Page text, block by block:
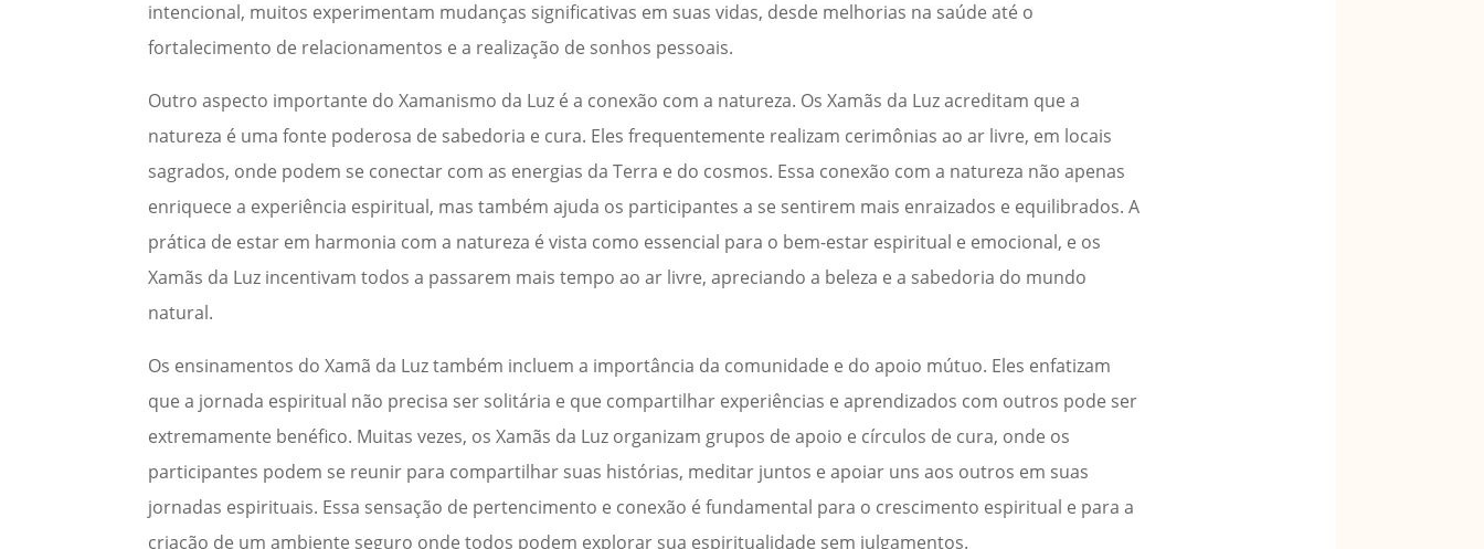
intencional, muitos experimentam mudanças significativas em suas vidas, desde melhorias na saúde até o
fortalecimento de relacionamentos e a realização de sonhos pessoais.
Outro aspecto importante do Xamanismo da Luz é a conexão com a natureza. Os Xamãs da Luz acreditam que a
natureza é uma fonte poderosa de sabedoria e cura. Eles frequentemente realizam cerimônias ao ar livre, em locais
sagrados, onde podem se conectar com as energias da Terra e do cosmos. Essa conexão com a natureza não apenas
enriquece a experiência espiritual, mas também ajuda os participantes a se sentirem mais enraizados e equilibrados. A
prática de estar em harmonia com a natureza é vista como essencial para o bem-estar espiritual e emocional, e os
Xamãs da Luz incentivam todos a passarem mais tempo ao ar livre, apreciando a beleza e a sabedoria do mundo
natural.
Os ensinamentos do Xamã da Luz também incluem a importância da comunidade e do apoio mútuo. Eles enfatizam
que a jornada espiritual não precisa ser solitária e que compartilhar experiências e aprendizados com outros pode ser
extremamente benéfico. Muitas vezes, os Xamãs da Luz organizam grupos de apoio e círculos de cura, onde os
participantes podem se reunir para compartilhar suas histórias, meditar juntos e apoiar uns aos outros em suas
jornadas espirituais. Essa sensação de pertencimento e conexão é fundamental para o crescimento espiritual e para a
criação de um ambiente seguro onde todos podem explorar sua espiritualidade sem julgamentos.